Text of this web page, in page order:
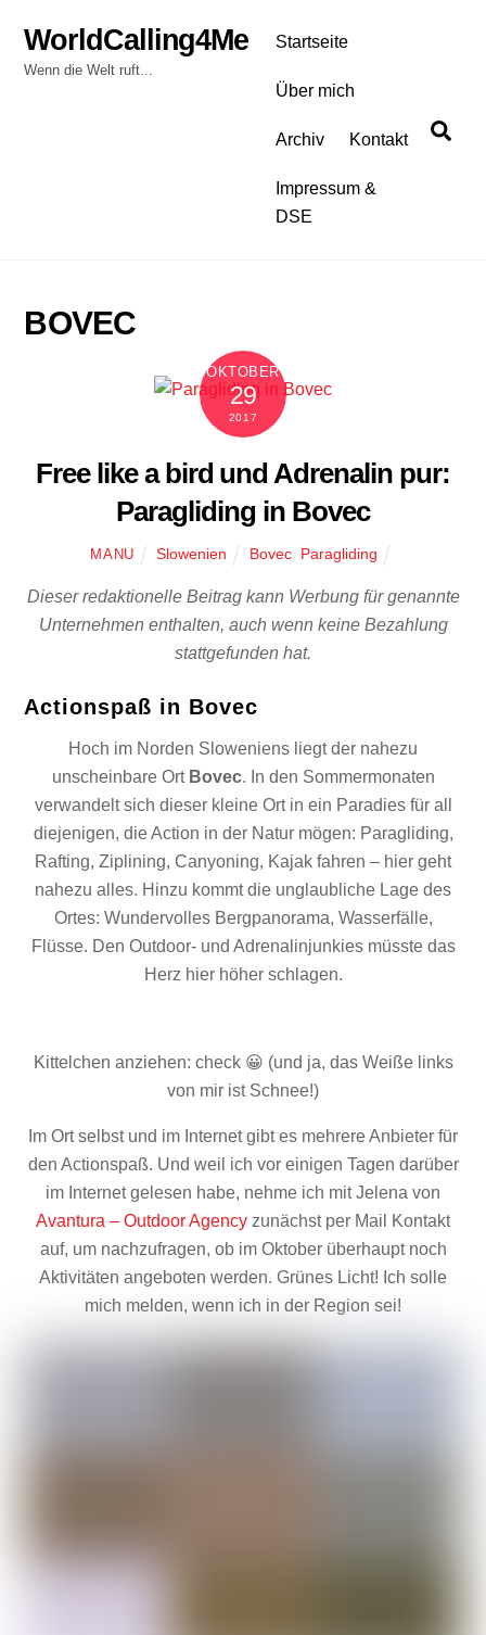
content
WorldCalling4Me
Wenn die Welt ruft...
Startseite
Über mich
Archiv Kontakt
Impressum &
DSE
BOVEC
OKTOBER
29
2017
Free like a bird und Adrenalin pur:
Paragliding in Bovec
MANU Slowenien Bovec, Paragliding
Dieser redaktionelle Beitrag kann Werbung für genannte
Unternehmen enthalten, auch wenn keine Bezahlung
stattgefunden hat.
Actionspaß in Bovec
Hoch im Norden Sloweniens liegt der nahezu
unscheinbare Ort Bovec. In den Sommermonaten
verwandelt sich dieser kleine Ort in ein Paradies für all
diejenigen, die Action in der Natur mögen: Paragliding,
Rafting, Ziplining, Canyoning, Kajak fahren – hier geht
nahezu alles. Hinzu kommt die unglaubliche Lage des
Ortes: Wundervolles Bergpanorama, Wasserfälle,
Flüsse. Den Outdoor- und Adrenalinjunkies müsste das
Herz hier höher schlagen.
Kittelchen anziehen: check 😀 (und ja, das Weiße links
von mir ist Schnee!)
Im Ort selbst und im Internet gibt es mehrere Anbieter für
den Actionspaß. Und weil ich vor einigen Tagen darüber
im Internet gelesen habe, nehme ich mit Jelena von
Avantura – Outdoor Agency zunächst per Mail Kontakt
auf, um nachzufragen, ob im Oktober überhaupt noch
Aktivitäten angeboten werden. Grünes Licht! Ich solle
mich melden, wenn ich in der Region sei!